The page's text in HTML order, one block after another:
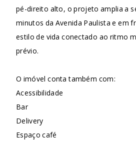
pé-direito alto, o projeto amplia a
minutos da Avenida Paulista e em
estilo de vida conectado ao ritmo
prévio.
O imóvel conta também com:
Acessibilidade
Bar
Delivery
Espaço café